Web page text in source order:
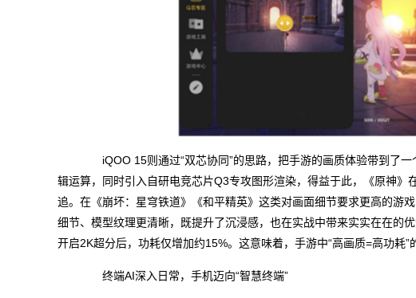
iQOO 15则通过“双芯协同”的思路，把手游的画质体验带到了一
辑运算，同时引入自研电竞芯片Q3专攻图形渲染，得益于此，《原神
追。在《崩坏：星穹铁道》《和平精英》这类对画面细节要求更高的游
细节、模型纹理更清晰，既提升了沉浸感，也在实战中带来实实在在的
开启2K超分后，功耗仅增加约15%。这意味着，手游中“高画质=高功耗”
终端AI深入日常，手机迈向“智慧终端”